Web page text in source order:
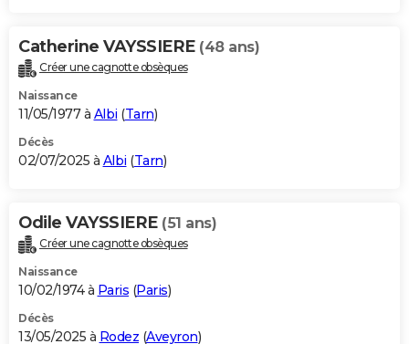
Catherine VAYSSIERE (48 ans)
Créer une cagnotte obsèques
Naissance
11/05/1977 à Albi (Tarn)
Décès
02/07/2025 à Albi (Tarn)
Odile VAYSSIERE (51 ans)
Créer une cagnotte obsèques
Naissance
10/02/1974 à Paris (Paris)
Décès
13/05/2025 à Rodez (Aveyron)